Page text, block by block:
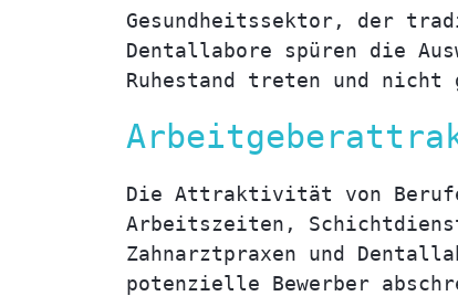
Gesundheitssektor, der
Dentallabore spüren die
Ruhestand treten und nicht
Die Attraktivität von
Arbeitszeiten,
Zahnarztpraxen und
potenzielle Bewerber